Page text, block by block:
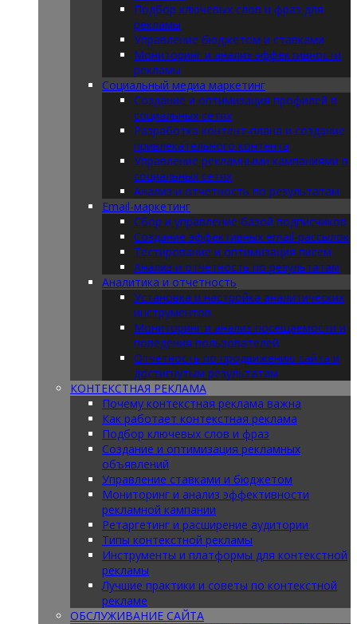
Подбор ключевых слов и фраз для
рекламы
Управление бюджетом и ставками
Мониторинг и анализ эффективности
рекламы
Социальный медиа маркетинг
Создание и оптимизация профилей в
социальных сетях
Разработка контент-плана и создание
привлекательного контента
Управление рекламными кампаниями в
социальных сетях
Анализ и отчетность по результатам
Email-маркетинг
Сбор и управление базой подписчиков
Создание эффективных email-рассылок
Тестирование и оптимизация писем
Анализ и отчетность по результатам
Аналитика и отчетность
Установка и настройка аналитических
инструментов
Мониторинг и анализ посещаемости и
поведения пользователей
Отчетность по продвижению сайта и
достигнутым результатам
КОНТЕКСТНАЯ РЕКЛАМА
Почему контекстная реклама важна
Как работает контекстная реклама
Подбор ключевых слов и фраз
Создание и оптимизация рекламных
объявлений
Управление ставками и бюджетом
Мониторинг и анализ эффективности
рекламной кампании
Ретаргетинг и расширение аудитории
Типы контекстной рекламы
Инструменты и платформы для контекстной
рекламы
Лучшие практики и советы по контекстной
рекламе
ОБСЛУЖИВАНИЕ САЙТА